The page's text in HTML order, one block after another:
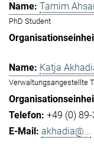
Tamim
PhD Student
Katja
Verwaltungsangestellte
+49 (0)
akhadia@...